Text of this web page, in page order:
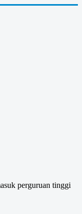
perguruan tinggi